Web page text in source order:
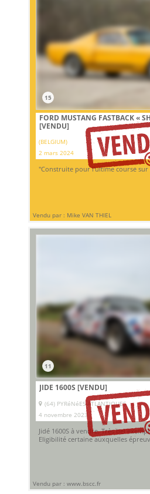
15
FORD MUSTANG FASTBACK «
[VENDU]
(BELGIUM)
2 mars 2024
"Construite pour l'ultime course
Vendu par : Mike VAN THIEL
11
JIDE 1600S [VENDU]
(64) PYRéNéES-ATLANTIQUES
4 novembre 2023
Jidé 1600S à vendre. Très bel
Eligibilité certaine auxquelles
Vendu par : www.bscc.fr